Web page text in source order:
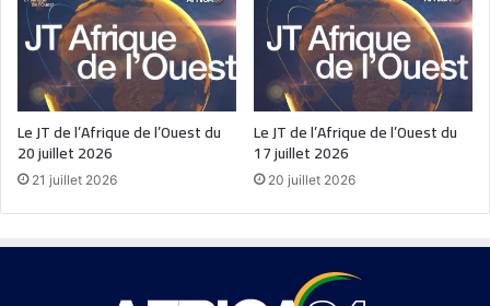
Le JT de l’Afrique de l’Ouest du
20 juillet 2026
21 juillet 2026
Le JT de l’Afrique de l’Ouest du
17 juillet 2026
20 juillet 2026